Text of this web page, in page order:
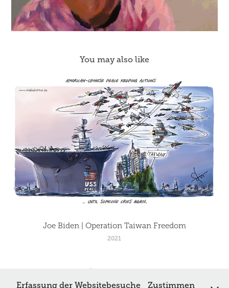
You may also like
Joe Biden | Operation Taiwan Freedom
2021
Erfassung der Websitebesuche Zustimmen